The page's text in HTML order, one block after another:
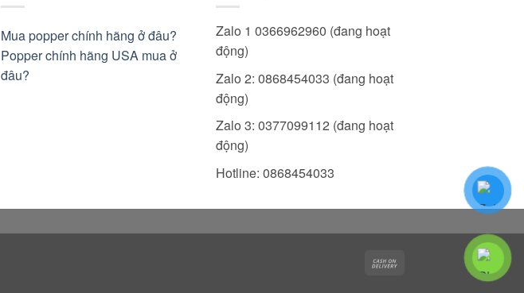
Mua popper chính hãng ở đâu?
Popper chính hãng USA mua ở
đâu?
Zalo 1 0366962960 (đang hoạt
động)
Zalo 2: 0868454033 (đang hoạt
động)
Zalo 3: 0377099112 (đang hoạt
động)
Hotline: 0868454033